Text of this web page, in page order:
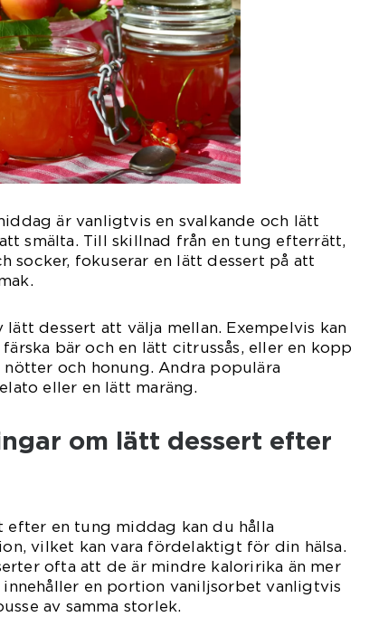
är vanligtvis en svalkande och lätt
smälta. Till skillnad från en tung efterrätt,
socker, fokuserar en lätt dessert på att
dessert att välja mellan. Exempelvis kan
bär och en lätt citrussås, eller en kopp
och honung. Andra populära
eller en lätt maräng.
om lätt dessert efter
efter en tung middag kan du hålla
vilket kan vara fördelaktigt för din hälsa.
ofta att de är mindre kaloririka än mer
en portion vaniljsorbet vanligtvis
av samma storlek.